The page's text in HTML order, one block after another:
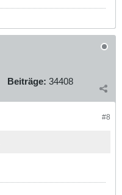
Beiträge: 34408
#8